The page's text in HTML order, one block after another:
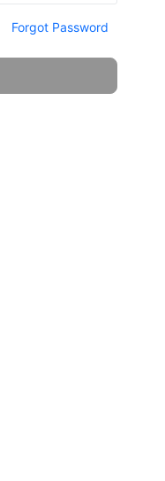
Forgot Password